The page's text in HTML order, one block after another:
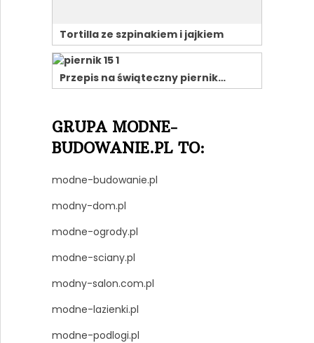
Tortilla ze szpinakiem i jajkiem
Przepis na świąteczny piernik…
GRUPA MODNE-
BUDOWANIE.PL TO:
modne-budowanie.pl
modny-dom.pl
modne-ogrody.pl
modne-sciany.pl
modny-salon.com.pl
modne-lazienki.pl
modne-podlogi.pl